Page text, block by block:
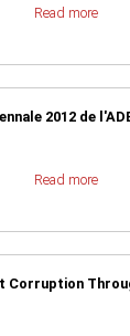
Read more
2012 de
Read more
Corruption